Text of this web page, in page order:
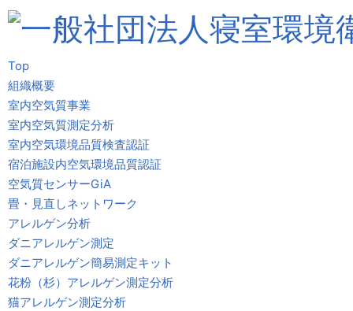
Top
組織概要
室内空気質事業
室内空気質測定分析
室内空気環境品質検査認証
宿泊施設内空気環境品質認証
空気質センサーGiA
畳・見直しネットワーク
アレルゲン分析
ダニアレルゲン測定
ダニアレルゲン簡易測定キット
花粉（杉）アレルゲン測定分析
猫アレルゲン測定分析